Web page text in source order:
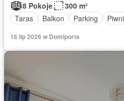
8 Pokoje
300 m²
Taras
Balkon Parking
16 lip 2026 w Domiporta